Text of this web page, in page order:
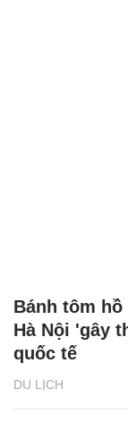
DU LỊCH
Bánh tôm
Hà Nội 'gây
quốc tế